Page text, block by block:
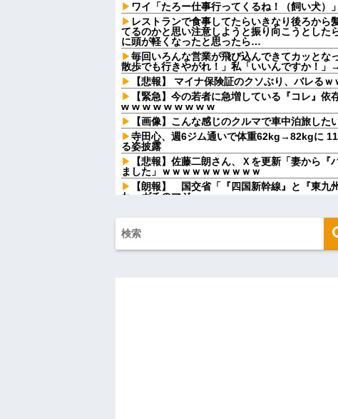
ワイ「たろー仕事行ってくるね！（飼い犬）
レストランで食事してたらいきなり後ろから
てるのかと思い注意しようと振り向こうとした
に頭が軽くなったと思ったら…
毎回いろんな営業が飛び込んできてカッとな
散歩でも行きやがれ！」私「いいんですか！」
【悲報】 マイナ保険証のクソぶり、バレるｗ
【緊急】今の若者に急増している『コレ』
w w w w w w w w w
【画像】こんな感じのクルマで車中泊旅した
寺田心、週6ジム通いで体重62kg→82kgに
る姿披露
【悲報】佐藤二朗さん、Ｘを更新「妻から
ました」ｗｗｗｗｗｗｗｗｗｗ
【朗報】 国交省「『四国新幹線』と『東九
わ。ガチのマジ」
嫁の浮気を確信したが敢えて「1ヶ月間」嫁
トンデモないことに...
激辛チャレンジの契約書にサインし、チャレ
【後編】ファミレスでバイトを始めた嫁が
子供がバイトで貯めた資金で旅行中の話だ
近所奥に持ち去られた小さなバッグ。その
飲み屋でケンカした相手をコロした男の弁
ハードオフに売っていた4万4000円のフィギ
私「ちょっと、人の家の金庫触らないでよ
たから、開けてみようとしただけ☆』義兄「泥